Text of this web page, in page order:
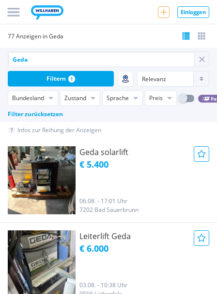
Einloggen
77 Anzeigen in Geda
Bundesland Zustand Sprache Preis
Filter zurücksetzen
Filtern 1
Infos zur Reihung der Anzeigen
Geda solarlift
€ 5.400
06.08. - 17:01 Uhr
7202 Bad Sauerbrunn
Leiterlift Geda
€ 6.000
03.08. - 10:38 Uhr